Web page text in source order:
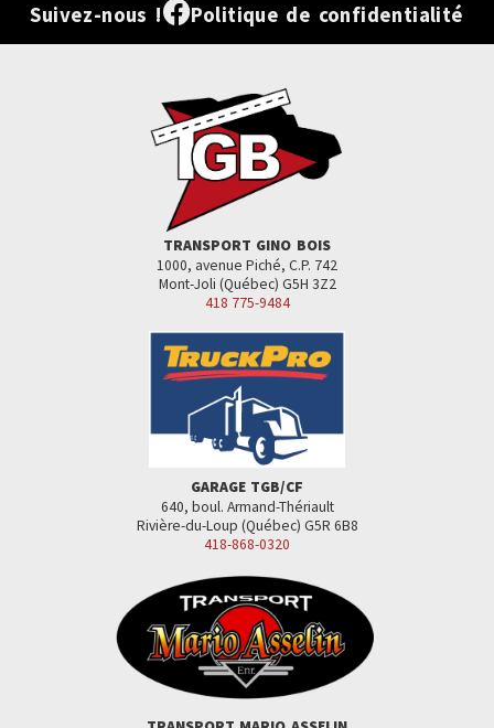
Suivez-nous ! Politique de confidentialité
TRANSPORT GINO BOIS
1000, avenue Piché, C.P. 742
Mont-Joli (Québec) G5H 3Z2
418 775-9484
GARAGE TGB/CF
640, boul. Armand-Thériault
Rivière-du-Loup (Québec) G5R 6B8
418-868-0320